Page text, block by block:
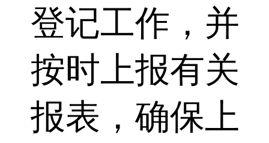
登记工作，并
按时上报有关
报表，确保上